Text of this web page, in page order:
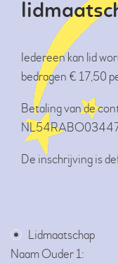
Iedereen kan lid
bedragen € 17,50
Betaling van de
De inschrijving is
Lidmaatschap
Naam Ouder 1: